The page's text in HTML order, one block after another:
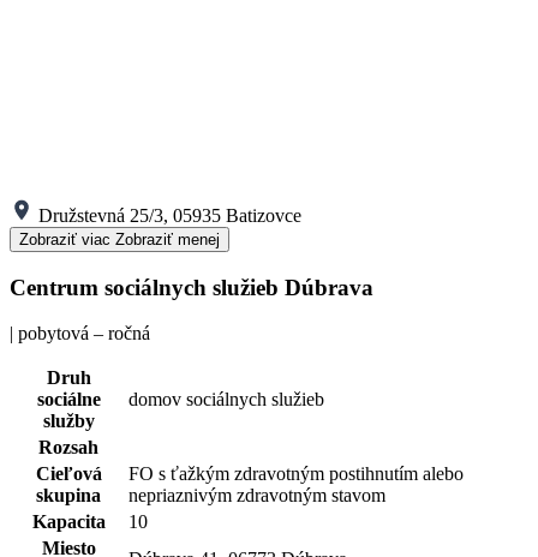
Družstevná 25/3, 05935 Batizovce
Zobraziť viac Zobraziť menej
Centrum sociálnych služieb Dúbrava
| pobytová – ročná
Druh
sociálne
služby
domov sociálnych služieb
Rozsah
Cieľová
skupina
FO s ťažkým zdravotným postihnutím alebo
nepriaznivým zdravotným stavom
Kapacita
10
Miesto